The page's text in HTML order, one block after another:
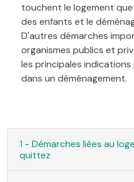
touchent le logement
des enfants et le
D'autres démarches
organismes publics et
les principales
dans un déménagement.
1 - Démarches liées au
quittez